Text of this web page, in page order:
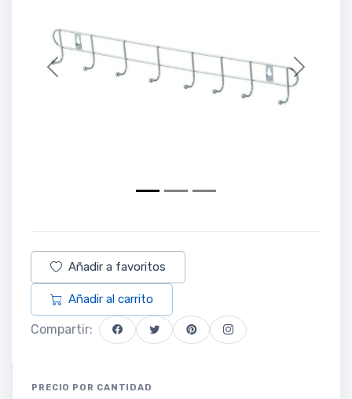
Previous Next
Añadir a favoritos
Añadir al carrito
Compartir:
PRECIO POR CANTIDAD